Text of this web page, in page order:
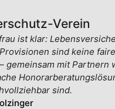
Verein
ist klar:
sind keine faire
gemeinsam mit Partnern
sind.